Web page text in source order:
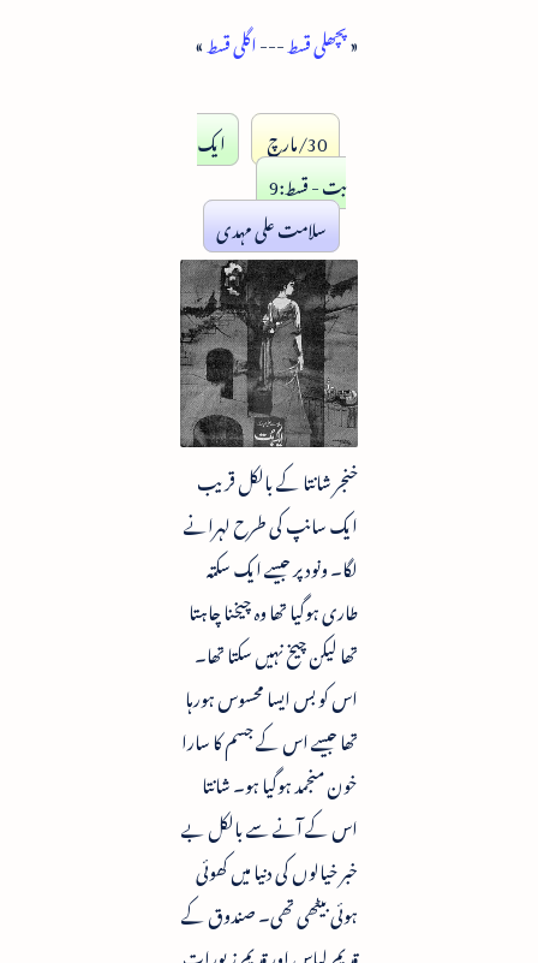
«پچھلی قسط---اگلی قسط»
30/مارچ
ایک
بت - قسط:9
سلامت علی مہدی
خنجر شانتا کے بالکل قریب
ایک سانپ کی طرح لہرانے
لگا۔ ونود پر جیسے ایک سکتہ
طاری ہوگیا تھا وہ چیخنا چاہتا
تھا لیکن چیخ نہیں سکتا تھا۔
اس کو بس ایسا محسوس ہورہا
تھا جیسے اس کے جسم کا سارا
خون منجمد ہوگیا ہو۔ شانتا
اس کے آنے سے بالکل بے
خبر خیالوں کی دنیا میں کھوئی
ہوئی بیٹھی تھی۔ صندوق کے